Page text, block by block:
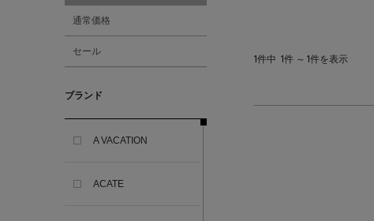
通常価格
セール
ブランド
A VACATION
ACATE
1件中 1件 ～ 1件を表示